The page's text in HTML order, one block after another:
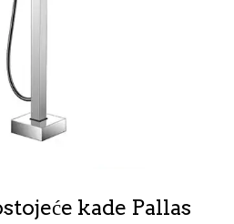
kade Pallas